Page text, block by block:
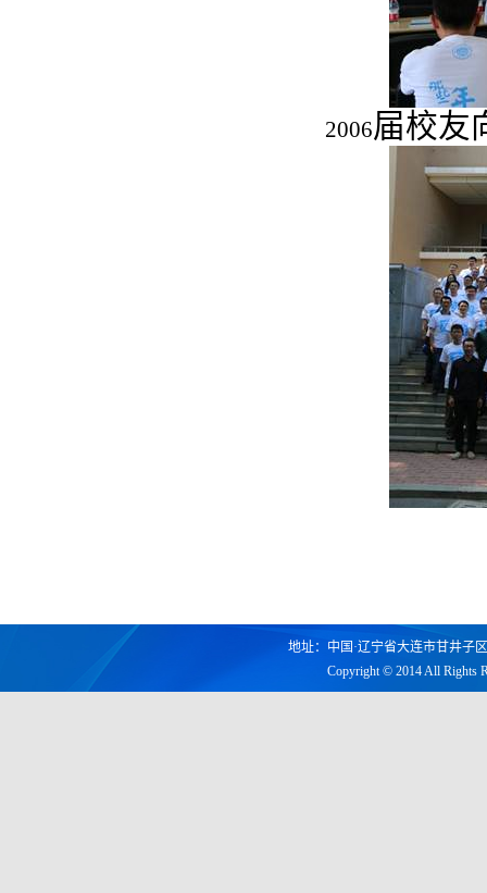
2006届校友
地址：中国·辽宁省大连市甘井子
Copyright © 2014 All Rights